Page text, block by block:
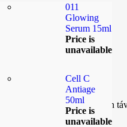
011
Glowing
Serum 15ml
Price is
unavailable
Cell C
Antiage
50ml
Price is
unavailable
mégis hatékonyan